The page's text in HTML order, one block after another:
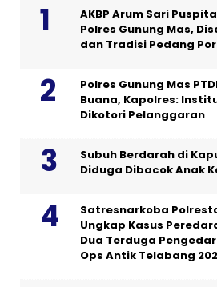
AKBP Arum Sari
Polres Gunung Mas,
dan Tradisi Pedang
Polres Gunung Mas
Buana, Kapolres:
Dikotori Pelanggaran
Subuh Berdarah di
Diduga Dibacok Anak
Satresnarkoba
Ungkap Kasus
Dua Terduga
Ops Antik Telabang